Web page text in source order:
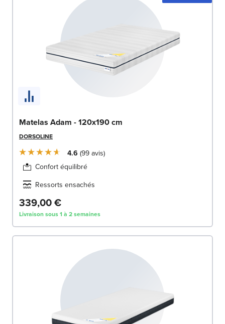
Matelas Adam - 120x190 cm
DORSOLINE
4.6 99 avis
Confort équilibré
Ressorts ensachés
339,00 €
Livraison sous 1 à 2 semaines